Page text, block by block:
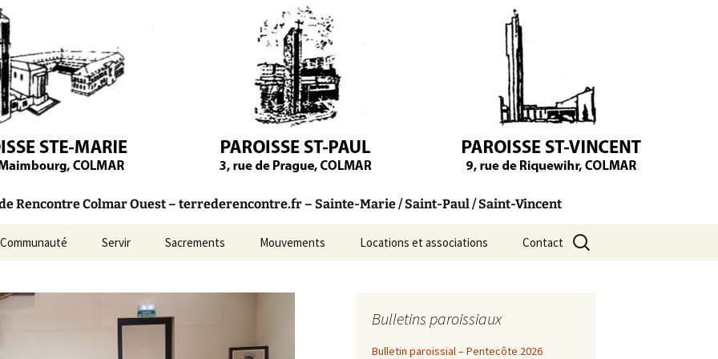
– Colmar
Rencontre Colmar Ouest – terrederencontre.fr – Sainte-Marie / Saint-Paul / Saint-Vincent
Communauté Servir Sacrements Mouvements Locations et associations Contact
Rechercher :
Bulletins paroissiaux
Bulletin paroissial – Pentecôte 2026